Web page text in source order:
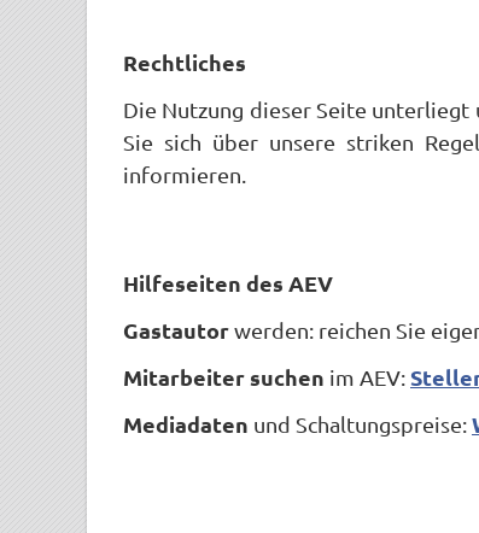
Rechtliches
Die Nutzung dieser Seite unterliegt
Sie sich über unsere striken
informieren.
Hilfeseiten des AEV
Gastautorwerden: reichen Sie
Mitarbeiter suchen im AEV:
Mediadaten und Schaltungspreise: